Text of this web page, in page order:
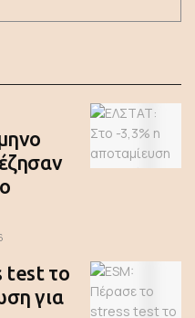
test το
για